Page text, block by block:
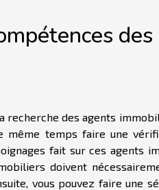
recherche des agents
même temps faire une
fait sur ces agents
doivent
vous pouvez faire une